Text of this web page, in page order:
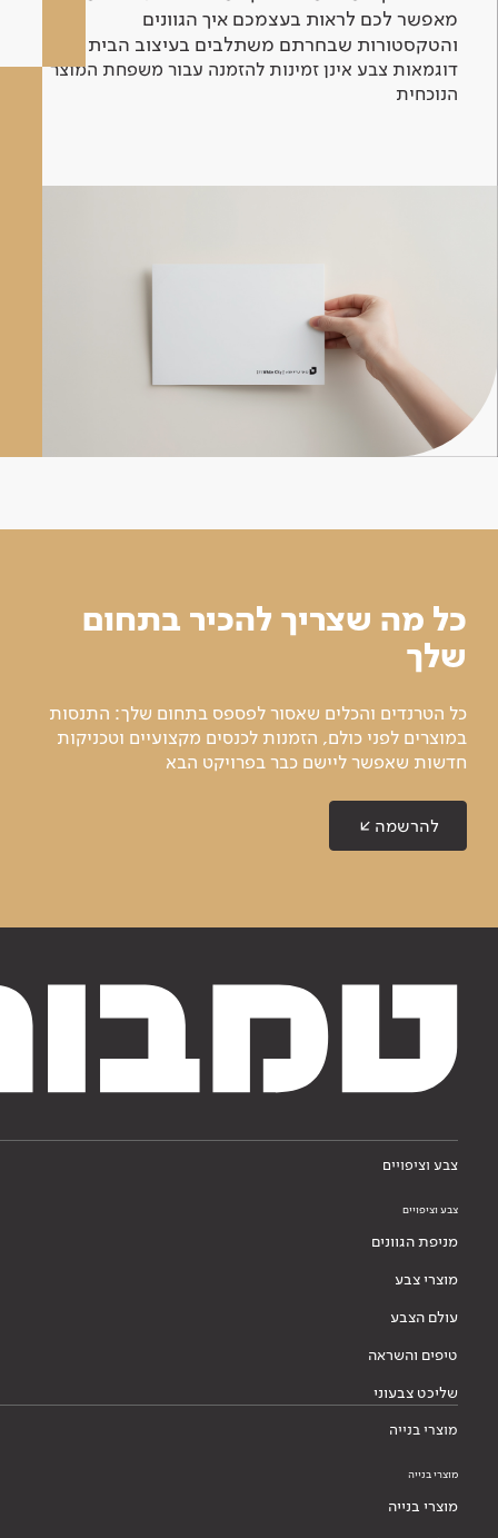
מאפשר לכם לראות בעצמכם איך הגוונים
והטקסטורות שבחרתם משתלבים בעיצוב הבית.
דוגמאות צבע אינן זמינות להזמנה עבור משפחת המוצר
הנוכחית
כל מה שצריך להכיר בתחום
שלך
כל הטרנדים והכלים שאסור לפספס בתחום שלך: התנסות
במוצרים לפני כולם, הזמנות לכנסים מקצועיים וטכניקות
חדשות שאפשר ליישם כבר בפרויקט הבא
להרשמה
צבע וציפויים
צבע וציפויים
מניפת הגוונים
מוצרי צבע
עולם הצבע
טיפים והשראה
שליכט צבעוני
מוצרי בנייה
מוצרי בנייה
מוצרי בנייה